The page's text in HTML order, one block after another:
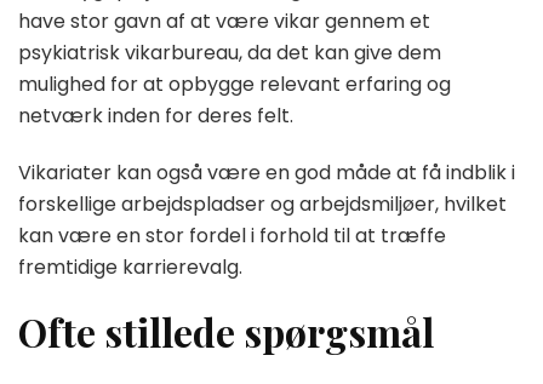
have stor gavn af at være vikar gennem et
psykiatrisk vikarbureau, da det kan give dem
mulighed for at opbygge relevant erfaring og
netværk inden for deres felt.
Vikariater kan også være en god måde at få indblik i
forskellige arbejdspladser og arbejdsmiljøer, hvilket
kan være en stor fordel i forhold til at træffe
fremtidige karrierevalg.
Ofte stillede spørgsmål